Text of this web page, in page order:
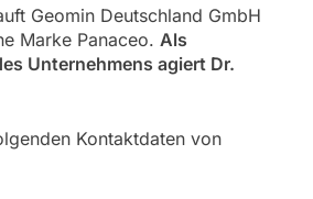
Geomin Deutschland GmbH
Marke Panaceo. Als
Unternehmens agiert Dr.
Kontaktdaten von